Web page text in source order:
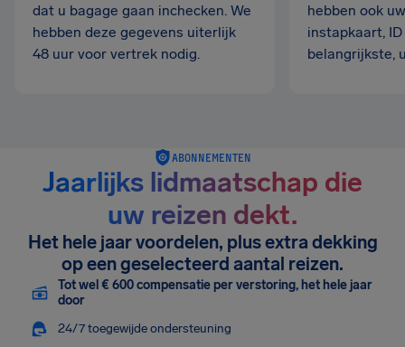
dat u bagage gaan inchecken. We
hebben deze gegevens uiterlijk
48 uur voor vertrek nodig.
hebben ook
instapkaart,
belangrijkste,
ABONNEMENTEN
Jaarlijks lidmaatschap die
uw reizen dekt.
Het hele jaar voordelen, plus extra dekking
op een geselecteerd aantal reizen.
Tot wel € 600 compensatie per verstoring, het hele jaar
door
24/7 toegewijde ondersteuning